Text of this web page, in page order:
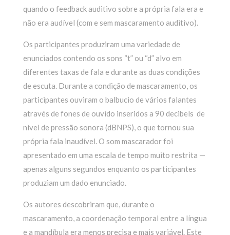
quando o feedback auditivo sobre a própria fala era e
não era audível (com e sem mascaramento auditivo).
Os participantes produziram uma variedade de
enunciados contendo os sons “t” ou “d” alvo em
diferentes taxas de fala e durante as duas condições
de escuta. Durante a condição de mascaramento, os
participantes ouviram o balbucio de vários falantes
através de fones de ouvido inseridos a 90 decibels de
nível de pressão sonora (dBNPS), o que tornou sua
própria fala inaudível. O som mascarador foi
apresentado em uma escala de tempo muito restrita —
apenas alguns segundos enquanto os participantes
produziam um dado enunciado.
Os autores descobriram que, durante o
mascaramento, a coordenação temporal entre a língua
e a mandíbula era menos precisa e mais variável. Este